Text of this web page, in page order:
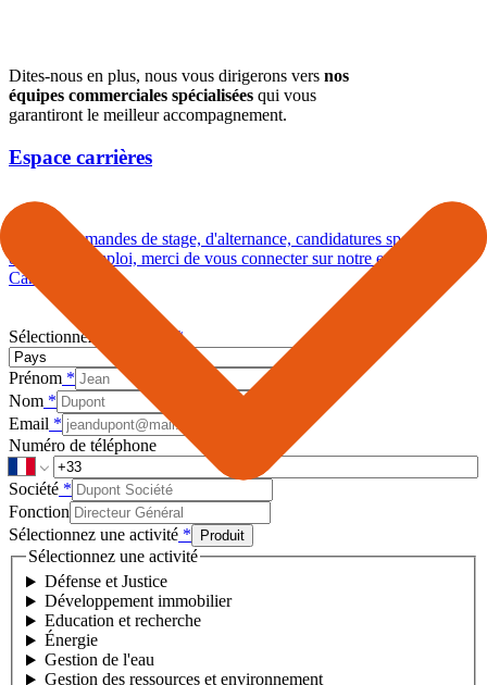
Dites-nous en plus, nous vous dirigerons vers nos
équipes commerciales spécialisées qui vous
garantiront le meilleur accompagnement.
Espace carrières
Pour les demandes de stage, d'alternance, candidatures spontanées
ou offres d'emploi, merci de vous connecter sur notre espace
Carrières.
Sélectionnez votre pays *
Prénom *
Nom *
Email *
Numéro de téléphone
Société *
Fonction
Sélectionnez une activité * Produit
Sélectionnez une activité
Défense et Justice
Développement immobilier
Education et recherche
Énergie
Gestion de l'eau
Gestion des ressources et environnement